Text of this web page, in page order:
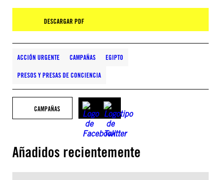
DESCARGAR PDF
ACCIÓN URGENTE CAMPAÑAS EGIPTO
PRESOS Y PRESAS DE CONCIENCIA
CAMPAÑAS
Añadidos recientemente